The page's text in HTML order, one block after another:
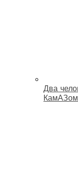
Два
КамАЗом